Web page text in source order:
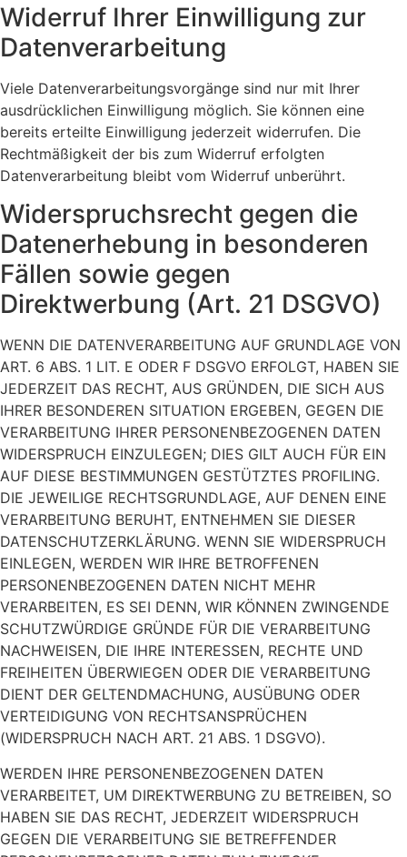
Widerruf Ihrer Einwilligung zur
Datenverarbeitung
Viele Datenverarbeitungsvorgänge sind nur mit Ihrer
ausdrücklichen Einwilligung möglich. Sie können eine
bereits erteilte Einwilligung jederzeit widerrufen. Die
Rechtmäßigkeit der bis zum Widerruf erfolgten
Datenverarbeitung bleibt vom Widerruf unberührt.
Widerspruchsrecht gegen die
Datenerhebung in besonderen
Fällen sowie gegen
Direktwerbung (Art. 21 DSGVO)
WENN DIE DATENVERARBEITUNG AUF GRUNDLAGE VON
ART. 6 ABS. 1 LIT. E ODER F DSGVO ERFOLGT, HABEN SIE
JEDERZEIT DAS RECHT, AUS GRÜNDEN, DIE SICH AUS
IHRER BESONDEREN SITUATION ERGEBEN, GEGEN DIE
VERARBEITUNG IHRER PERSONENBEZOGENEN DATEN
WIDERSPRUCH EINZULEGEN; DIES GILT AUCH FÜR EIN
AUF DIESE BESTIMMUNGEN GESTÜTZTES PROFILING.
DIE JEWEILIGE RECHTSGRUNDLAGE, AUF DENEN EINE
VERARBEITUNG BERUHT, ENTNEHMEN SIE DIESER
DATENSCHUTZERKLÄRUNG. WENN SIE WIDERSPRUCH
EINLEGEN, WERDEN WIR IHRE BETROFFENEN
PERSONENBEZOGENEN DATEN NICHT MEHR
VERARBEITEN, ES SEI DENN, WIR KÖNNEN ZWINGENDE
SCHUTZWÜRDIGE GRÜNDE FÜR DIE VERARBEITUNG
NACHWEISEN, DIE IHRE INTERESSEN, RECHTE UND
FREIHEITEN ÜBERWIEGEN ODER DIE VERARBEITUNG
DIENT DER GELTENDMACHUNG, AUSÜBUNG ODER
VERTEIDIGUNG VON RECHTSANSPRÜCHEN
(WIDERSPRUCH NACH ART. 21 ABS. 1 DSGVO).
WERDEN IHRE PERSONENBEZOGENEN DATEN
VERARBEITET, UM DIREKTWERBUNG ZU BETREIBEN, SO
HABEN SIE DAS RECHT, JEDERZEIT WIDERSPRUCH
GEGEN DIE VERARBEITUNG SIE BETREFFENDER